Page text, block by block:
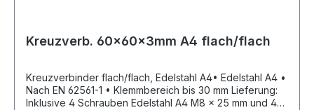
Kreuzverb. 60x60x3mm A4 flach/flach
Kreuzverbinder flach/flach, Edelstahl A4• Edelstahl A4 •
Nach EN 62561-1 • Klemmbereich bis 30 mm Lieferung:
Inklusive 4 Schrauben Edelstahl A4 M8 x 25 mm und 4